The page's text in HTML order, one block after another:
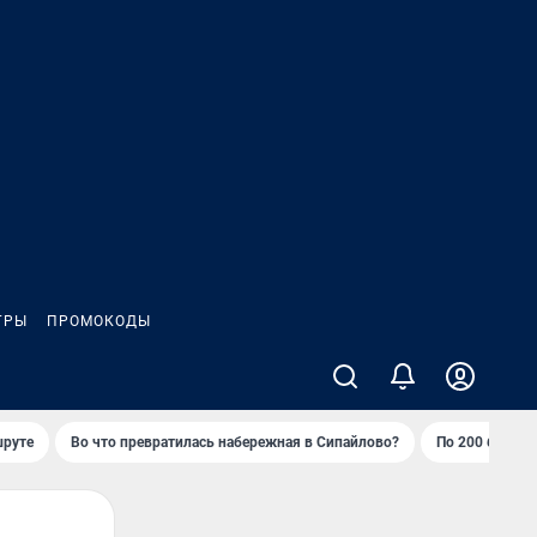
ПРОМОКОДЫ
Во что превратилась набережная в Сипайлово? По 200